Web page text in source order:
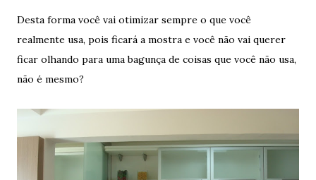
Desta forma você vai otimizar sempre o que você
realmente usa, pois ficará a mostra e você não vai querer
ficar olhando para uma bagunça de coisas que você não usa,
não é mesmo?